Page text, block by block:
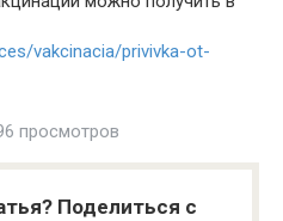
vakcinacia/privivka-ot-
просмотров
Поделиться с